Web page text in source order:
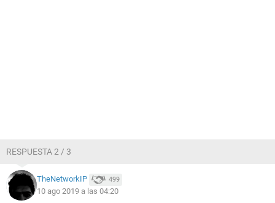
RESPUESTA 2 / 3
TheNetworkIP 499
10 ago 2019 a las 04:20